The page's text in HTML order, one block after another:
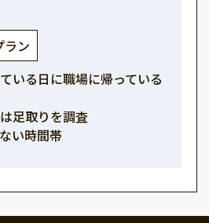
ラン
いる日に職場に帰っている
足取りを調査
い時間帯